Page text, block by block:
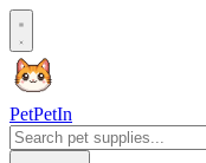
PetPetIn